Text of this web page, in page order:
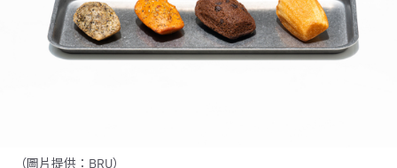
（圖片提供：BRU）